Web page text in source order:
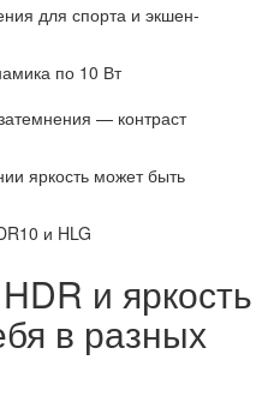
для спорта и экшен-
по 10 Вт
— контраст
яркость может быть
и HLG
и яркость
в разных